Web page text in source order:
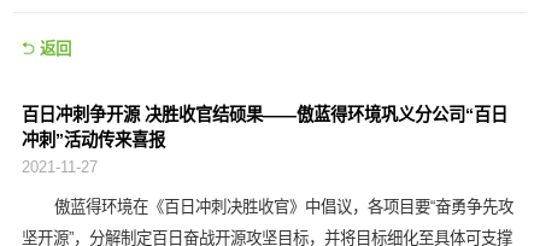
返回
百日冲刺争开源 决胜收官结硕果——傲蓝得环境巩义分公司“百日
冲刺”活动传来喜报
2021-11-27
傲蓝得环境在《百日冲刺决胜收官》中倡议，各项目要“奋勇争先攻
坚开源”，分解制定百日奋战开源攻坚目标，并将目标细化至具体可支撑